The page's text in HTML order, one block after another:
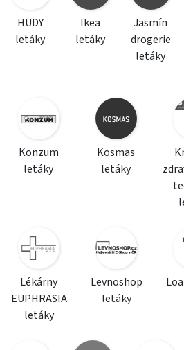
HUDY
letáky
Ikea
letáky
Jasmín
drogerie
letáky
Konzum
letáky
Kosmas
letáky
Lékárny
EUPHRASIA
letáky
Levnoshop
letáky